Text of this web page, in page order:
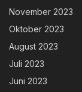
November 2023
Oktober 2023
August 2023
Juli 2023
Juni 2023